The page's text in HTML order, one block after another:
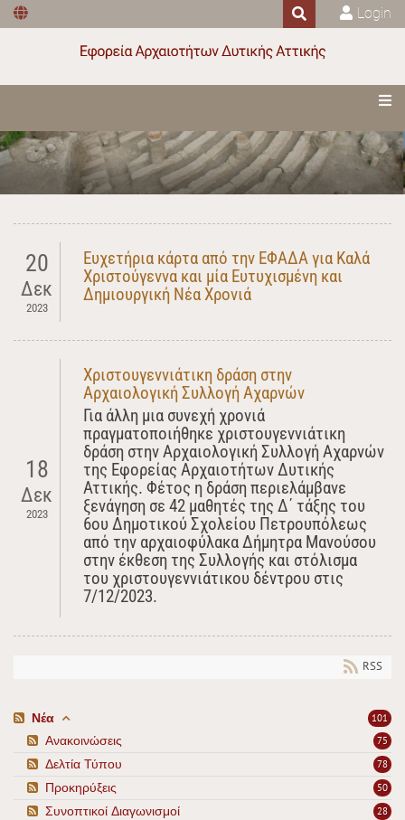
Login
20
Δεκ
2023
Ευχετήρια κάρτα από την ΕΦΑΔΑ για Καλά
Χριστούγεννα και μία Ευτυχισμένη και
Δημιουργική Νέα Χρονιά
18
Δεκ
2023
Χριστουγεννιάτικη δράση στην
Αρχαιολογική Συλλογή Αχαρνών
Για άλλη μια συνεχή χρονιά
πραγματοποιήθηκε χριστουγεννιάτικη
δράση στην Αρχαιολογική Συλλογή Αχαρνών
της Εφορείας Αρχαιοτήτων Δυτικής
Αττικής. Φέτος η δράση περιελάμβανε
ξενάγηση σε 42 μαθητές της Δ΄ τάξης του
6ου Δημοτικού Σχολείου Πετρουπόλεως
από την αρχαιοφύλακα Δήμητρα Μανούσου
στην έκθεση της Συλλογής και στόλισμα
του χριστουγεννιάτικου δέντρου στις
7/12/2023.
RSS
101
Νέα
75
Ανακοινώσεις
78
Δελτία Τύπου
50
Προκηρύξεις
28
Συνοπτικοί Διαγωνισμοί